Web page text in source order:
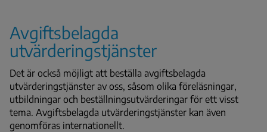
Avgiftsbelagda
utvärderingstjänster
Det är också möjligt att beställa avgiftsbelagda
utvärderingstjänster av oss, såsom olika föreläsningar,
utbildningar och beställningsutvärderingar för ett visst
tema. Avgiftsbelagda utvärderingstjänster kan även
genomföras internationellt.